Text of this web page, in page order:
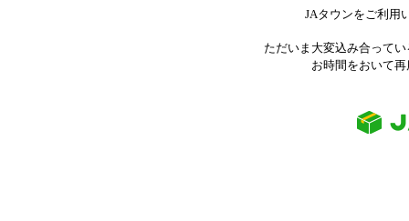
JAタウンをご利用
ただいま大変込み合って
お時間をおいて